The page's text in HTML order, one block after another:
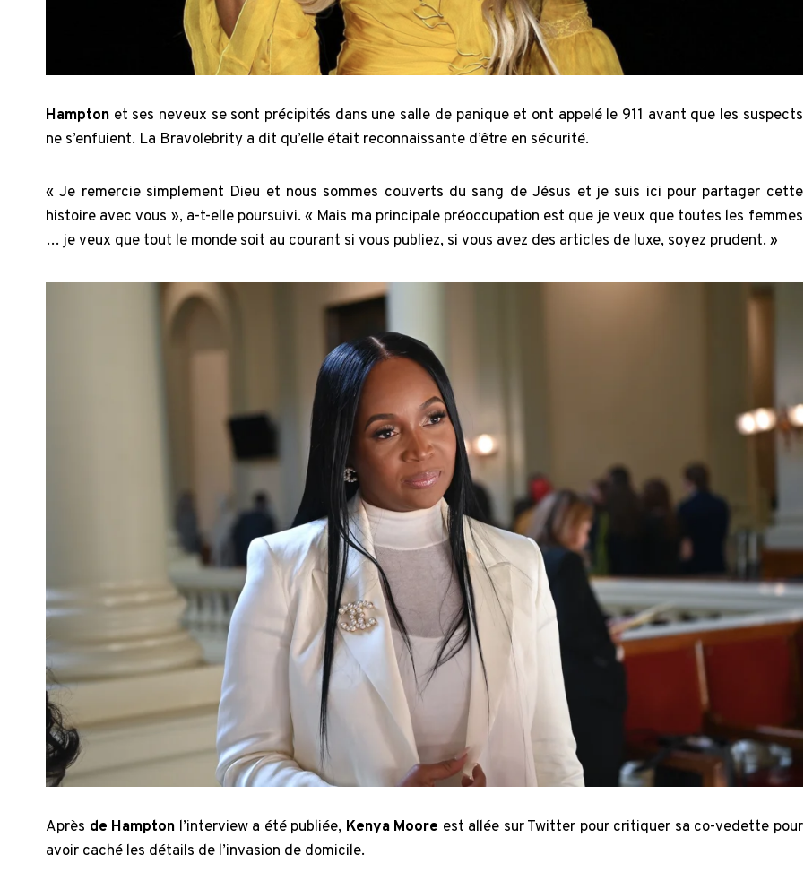
Hampton et ses neveux se sont précipités dans une salle de panique et ont appelé le 911 avant que les suspects
ne s’enfuient. La Bravolebrity a dit qu’elle était reconnaissante d’être en sécurité.
« Je remercie simplement Dieu et nous sommes couverts du sang de Jésus et je suis ici pour partager cette
histoire avec vous », a-t-elle poursuivi. « Mais ma principale préoccupation est que je veux que toutes les femmes
… je veux que tout le monde soit au courant si vous publiez, si vous avez des articles de luxe, soyez prudent. »
Après de Hampton l’interview a été publiée, Kenya Moore est allée sur Twitter pour critiquer sa co-vedette pour
avoir caché les détails de l’invasion de domicile.